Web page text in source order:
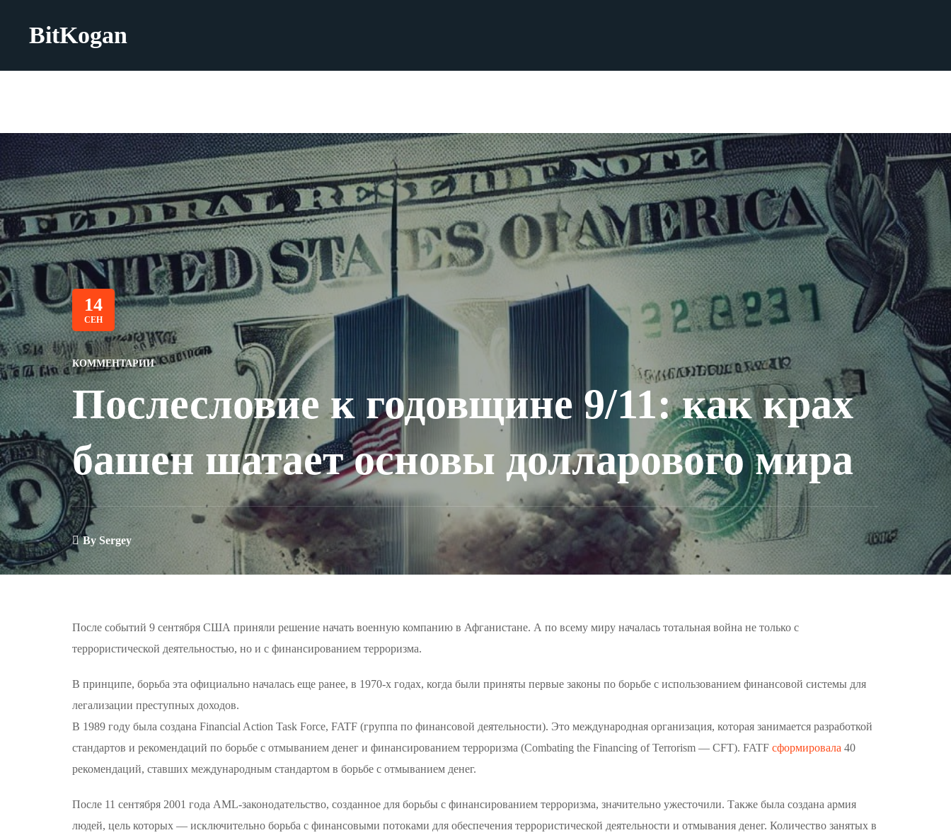
BitKogan
14
СЕН
КОММЕНТАРИИ
Послесловие к годовщине 9/11: как крах
башен шатает основы долларового мира
By Sergey
После событий 9 сентября США приняли решение начать военную компанию в Афганистане. А по всему миру началась тотальная война не только с
террористической деятельностью, но и с финансированием терроризма.
В принципе, борьба эта официально началась еще ранее, в 1970-х годах, когда были приняты первые законы по борьбе с использованием финансовой системы для
легализации преступных доходов.
В 1989 году была создана Financial Action Task Force, FATF (группа по финансовой деятельности). Это международная организация, которая занимается разработкой
стандартов и рекомендаций по борьбе с отмыванием денег и финансированием терроризма (Combating the Financing of Terrorism — CFT). FATF сформировала 40
рекомендаций, ставших международным стандартом в борьбе с отмыванием денег.
После 11 сентября 2001 года AML-законодательство, созданное для борьбы с финансированием терроризма, значительно ужесточили. Также была создана армия
людей, цель которых — исключительно борьба с финансовыми потоками для обеспечения террористической деятельности и отмывания денег. Количество занятых в